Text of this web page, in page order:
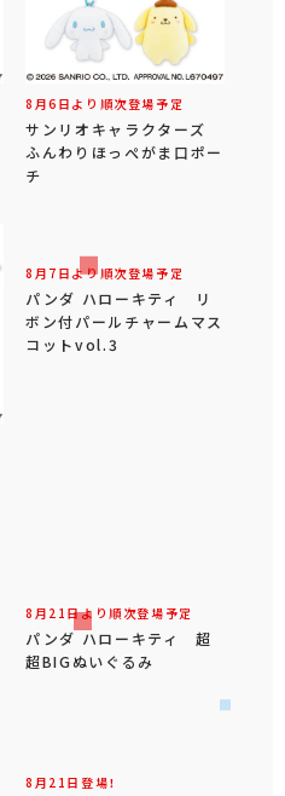
8月6日より順次登場予定
サンリオキャラクターズ
ふんわりほっぺがま口ポー
チ
8月21日より順次登場予定
パンダ ハローキティ 超
超BIGぬいぐるみ
8月21日登場！